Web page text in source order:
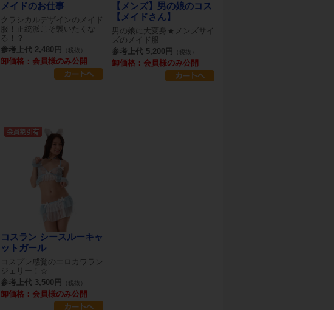
メイドのお仕事
クラシカルデザインのメイド
服！正統派こそ襲いたくな
る！？
参考上代 2,480円
（税抜）
卸価格：会員様のみ公開
【メンズ】男の娘のコス
【メイドさん】
男の娘に大変身★メンズサイ
ズのメイド服
参考上代 5,200円
（税抜）
卸価格：会員様のみ公開
コスラン シースルーキャ
ットガール
コスプレ感覚のエロカワラン
ジェリー！☆
参考上代 3,500円
（税抜）
卸価格：会員様のみ公開